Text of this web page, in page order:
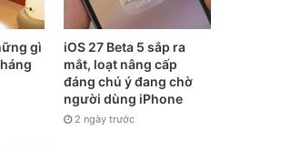
gì
iOS 27 Beta 5 sắp ra
mắt, loạt nâng cấp
đáng chú ý đang chờ
người dùng iPhone
2 ngày trước